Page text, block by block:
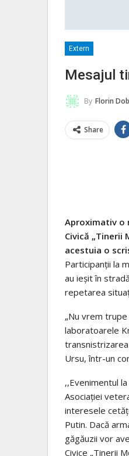
Extern
Mesajul
By Florin
Share
Aproximativ o
Civică
acestuia o
Participanții la
au ieșit în
repetarea
„Nu vrem
laboratoarele
transnistrizarea
Ursu, într-un
,,Evenimentul
Asociaţiei
interesele
Putin. Dacă
găgăuzii vor
Civice „Tinerii